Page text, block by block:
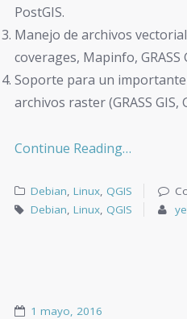
PostGIS.
Manejo de archivos
coverages, Mapinfo, GRASS
Soporte para un
archivos raster (GRASS GIS,
Continue Reading…
Debian,Linux, QGIS
Debian,Linux, QGIS
1 mayo, 2016